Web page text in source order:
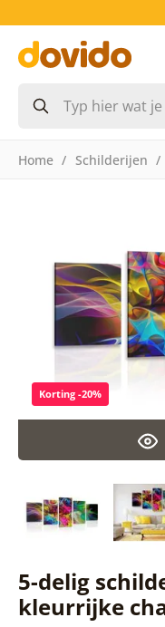
Home Schilderijen
5-delig
kleurrijke
Korting -20%